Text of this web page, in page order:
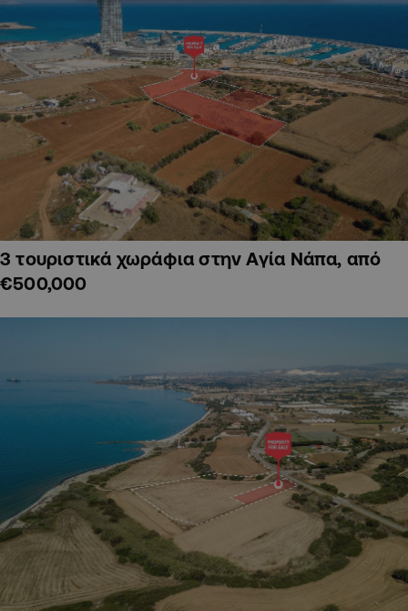
3 τουριστικά χωράφια στην Αγία Νάπα, από
€500,000